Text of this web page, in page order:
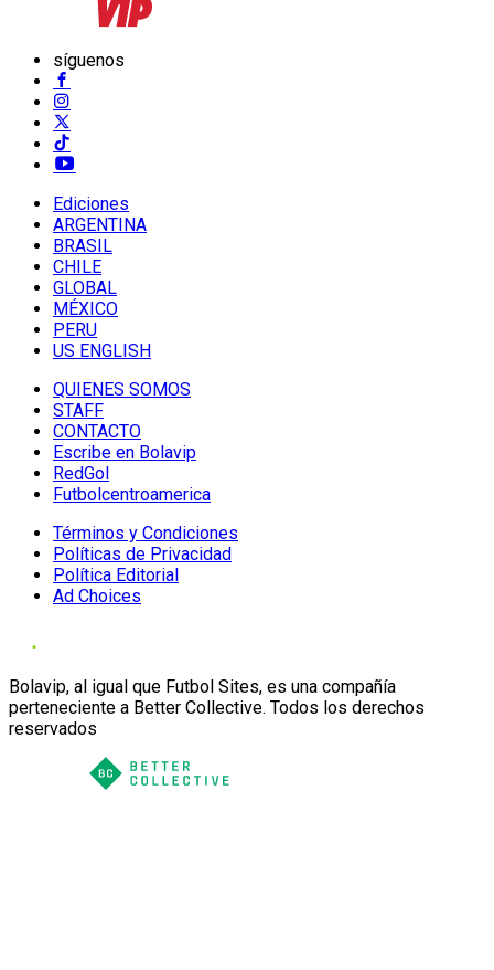
síguenos
Ediciones
ARGENTINA
BRASIL
CHILE
GLOBAL
MÉXICO
PERU
US ENGLISH
QUIENES SOMOS
STAFF
CONTACTO
Escribe en Bolavip
RedGol
Futbolcentroamerica
Términos y Condiciones
Políticas de Privacidad
Política Editorial
Ad Choices
Bolavip, al igual que Futbol Sites, es una compañía
perteneciente a Better Collective. Todos los derechos
reservados